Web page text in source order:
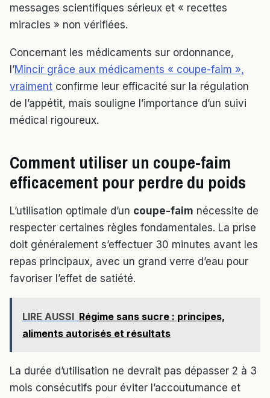
messages scientifiques sérieux et « recettes
miracles » non vérifiées.
Concernant les médicaments sur ordonnance,
l’Mincir grâce aux médicaments « coupe-faim »,
vraiment confirme leur efficacité sur la régulation
de l’appétit, mais souligne l’importance d’un suivi
médical rigoureux.
Comment utiliser un coupe-faim
efficacement pour perdre du poids
L’utilisation optimale d’un coupe-faim nécessite de
respecter certaines règles fondamentales. La prise
doit généralement s’effectuer 30 minutes avant les
repas principaux, avec un grand verre d’eau pour
favoriser l’effet de satiété.
LIRE AUSSI Régime sans sucre : principes,
aliments autorisés et résultats
La durée d’utilisation ne devrait pas dépasser 2 à 3
mois consécutifs pour éviter l’accoutumance et